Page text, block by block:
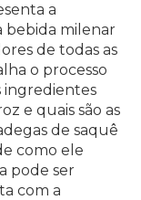
a
bebida milenar
de todas as
o processo
ingredientes
e quais são as
de saquê
como ele
pode ser
com a